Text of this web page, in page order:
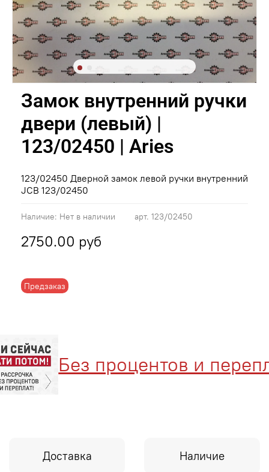
арт. 123/02450
Наличие: Нет в наличии
Предзаказ
Замок внутренний ручки
двери (левый) |
123/02450 | Aries
2750.00 руб
123/02450 Дверной замок левой ручки внутренний
JCB 123/02450
Без процентов и
Доставка Наличие